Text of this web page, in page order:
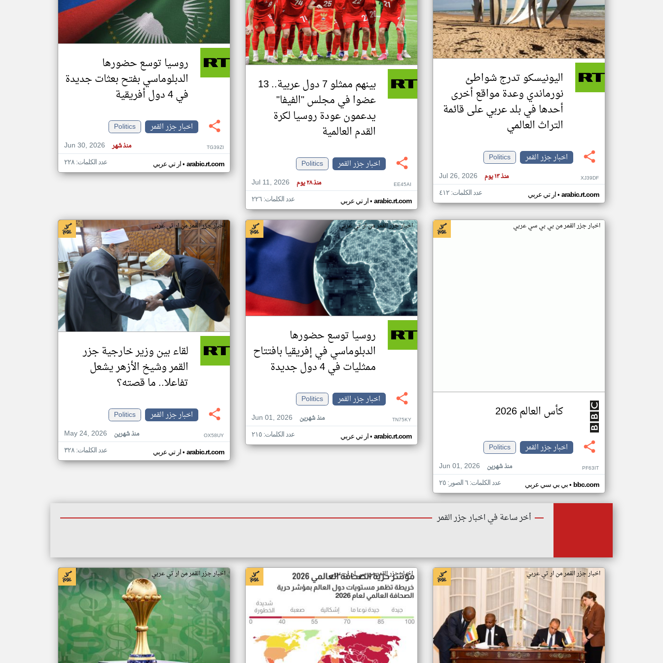
تغيير الدولة
اخبار جزر القمر على مدار الساعة
أهم اخبار جزر القمر العاجلة والمباشرة
اليونيسكو تدرج شواطئ
نورماندي وعدة مواقع أخرى
أحدها في بلد عربي على قائمة
التراث العالمي
اخبار جزر القمر
Politics
Jul 26, 2026
منذ ١٣ يوم XJ39DF
ار تي عربي• arabic.rt.com عدد الكلمات: ٤١٢
بينهم ممثلو 7 دول عربية.. 13
عضوا في مجلس "الفيفا"
يدعمون عودة روسيا لكرة
القدم العالمية
اخبار جزر القمر
Politics
Jul 11, 2026
منذ ٢٨ يوم EE45AI
ار تي عربي• arabic.rt.com عدد الكلمات: ٢٢٦
روسيا توسع حضورها
الدبلوماسي بفتح بعثات جديدة
في 4 دول أفريقية
اخبار جزر القمر
Politics
Jun 30, 2026
منذ شهر TG39ZI
ار تي عربي• arabic.rt.com عدد الكلمات: ٢٢٨
اخبار جزر القمر من بي بي سي عربي
كأس العالم 2026
اخبار جزر القمر
Politics
Jun 01, 2026
منذ شهرين PF63IT
بي بي سي عربي• bbc.com عدد الكلمات: ٦ الصور: ٢٥
اخبار جزر القمر من ار تي عربي
روسيا توسع حضورها
الدبلوماسي في إفريقيا بافتتاح
ممثليات في 4 دول جديدة
اخبار جزر القمر
Politics
Jun 01, 2026
منذ شهرين TN75KY
ار تي عربي• arabic.rt.com عدد الكلمات: ٢١٥
اخبار جزر القمر من ار تي عربي
لقاء بين وزير خارجية جزر
القمر وشيخ الأزهر يشعل
تفاعلا.. ما قصته؟
اخبار جزر القمر
Politics
May 24, 2026
منذ شهرين OX58UY
ار تي عربي• arabic.rt.com عدد الكلمات: ٣٢٨
أخر ساعة في اخبار جزر القمر
اخبار جزر القمر من ار تي عربي اخبار جزر القمر من سي ان ان عربي اخبار جزر القمر من ار تي عربي
klyoum.com